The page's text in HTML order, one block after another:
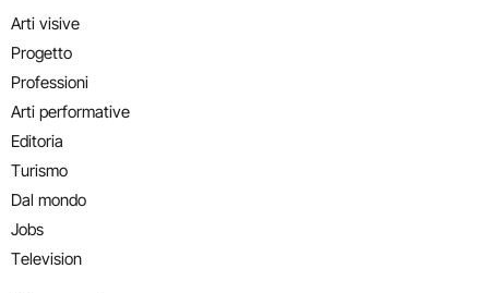
Arti visive
Progetto
Professioni
Arti performative
Editoria
Turismo
Dal mondo
Jobs
Television